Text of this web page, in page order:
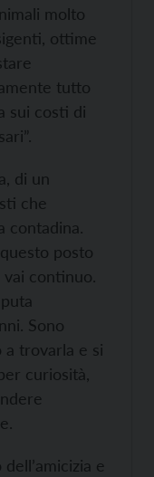
molto
ottime
tutto
sui costi di
di un
che
contadina.
posto
vai continuo.
Sono
a trovarla e si
curiosità,
e